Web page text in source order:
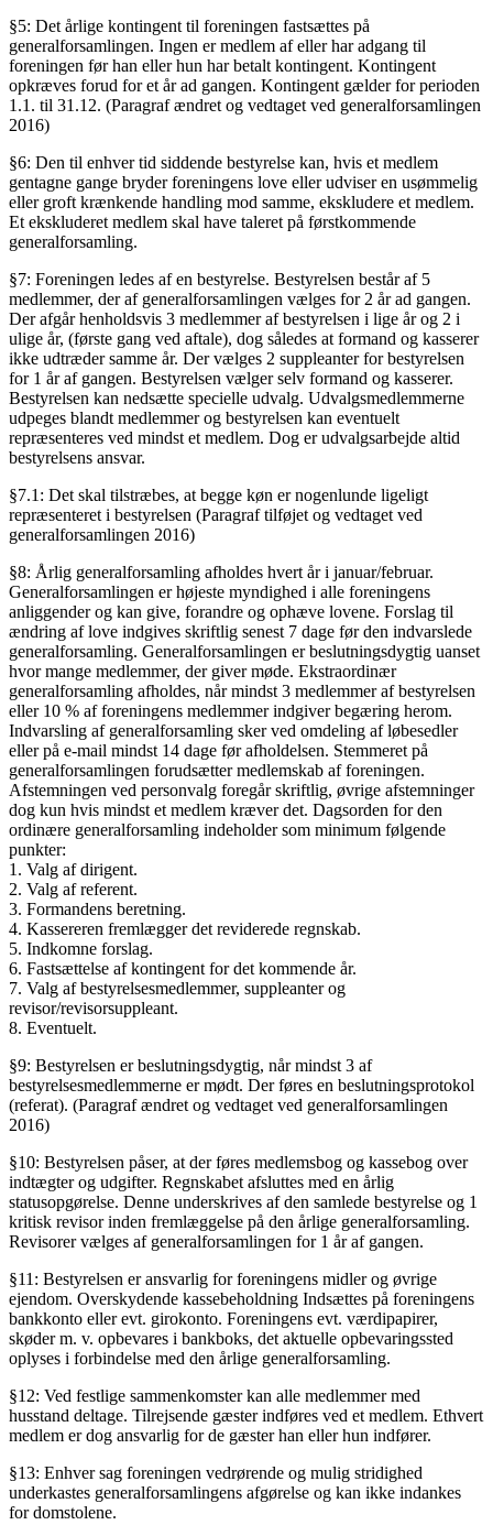
§5: Det årlige kontingent til foreningen fastsættes på
generalforsamlingen. Ingen er medlem af eller har adgang til
foreningen før han eller hun har betalt kontingent. Kontingent
opkræves forud for et år ad gangen. Kontingent gælder for perioden
1.1. til 31.12. (Paragraf ændret og vedtaget ved generalforsamlingen
2016)
§6: Den til enhver tid siddende bestyrelse kan, hvis et medlem
gentagne gange bryder foreningens love eller udviser en usømmelig
eller groft krænkende handling mod samme, ekskludere et medlem.
Et ekskluderet medlem skal have taleret på førstkommende
generalforsamling.
§7: Foreningen ledes af en bestyrelse. Bestyrelsen består af 5
medlemmer, der af generalforsamlingen vælges for 2 år ad gangen.
Der afgår henholdsvis 3 medlemmer af bestyrelsen i lige år og 2 i
ulige år, (første gang ved aftale), dog således at formand og kasserer
ikke udtræder samme år. Der vælges 2 suppleanter for bestyrelsen
for 1 år af gangen. Bestyrelsen vælger selv formand og kasserer.
Bestyrelsen kan nedsætte specielle udvalg. Udvalgsmedlemmerne
udpeges blandt medlemmer og bestyrelsen kan eventuelt
repræsenteres ved mindst et medlem. Dog er udvalgsarbejde altid
bestyrelsens ansvar.
§7.1: Det skal tilstræbes, at begge køn er nogenlunde ligeligt
repræsenteret i bestyrelsen (Paragraf tilføjet og vedtaget ved
generalforsamlingen 2016)
§8: Årlig generalforsamling afholdes hvert år i januar/februar.
Generalforsamlingen er højeste myndighed i alle foreningens
anliggender og kan give, forandre og ophæve lovene. Forslag til
ændring af love indgives skriftlig senest 7 dage før den indvarslede
generalforsamling. Generalforsamlingen er beslutningsdygtig uanset
hvor mange medlemmer, der giver møde. Ekstraordinær
generalforsamling afholdes, når mindst 3 medlemmer af bestyrelsen
eller 10 % af foreningens medlemmer indgiver begæring herom.
Indvarsling af generalforsamling sker ved omdeling af løbesedler
eller på e-mail mindst 14 dage før afholdelsen. Stemmeret på
generalforsamlingen forudsætter medlemskab af foreningen.
Afstemningen ved personvalg foregår skriftlig, øvrige afstemninger
dog kun hvis mindst et medlem kræver det. Dagsorden for den
ordinære generalforsamling indeholder som minimum følgende
punkter:
1. Valg af dirigent.
2. Valg af referent.
3. Formandens beretning.
4. Kassereren fremlægger det reviderede regnskab.
5. Indkomne forslag.
6. Fastsættelse af kontingent for det kommende år.
7. Valg af bestyrelsesmedlemmer, suppleanter og
revisor/revisorsuppleant.
8. Eventuelt.
§9: Bestyrelsen er beslutningsdygtig, når mindst 3 af
bestyrelsesmedlemmerne er mødt. Der føres en beslutningsprotokol
(referat). (Paragraf ændret og vedtaget ved generalforsamlingen
2016)
§10: Bestyrelsen påser, at der føres medlemsbog og kassebog over
indtægter og udgifter. Regnskabet afsluttes med en årlig
statusopgørelse. Denne underskrives af den samlede bestyrelse og 1
kritisk revisor inden fremlæggelse på den årlige generalforsamling.
Revisorer vælges af generalforsamlingen for 1 år af gangen.
§11: Bestyrelsen er ansvarlig for foreningens midler og øvrige
ejendom. Overskydende kassebeholdning Indsættes på foreningens
bankkonto eller evt. girokonto. Foreningens evt. værdipapirer,
skøder m. v. opbevares i bankboks, det aktuelle opbevaringssted
oplyses i forbindelse med den årlige generalforsamling.
§12: Ved festlige sammenkomster kan alle medlemmer med
husstand deltage. Tilrejsende gæster indføres ved et medlem. Ethvert
medlem er dog ansvarlig for de gæster han eller hun indfører.
§13: Enhver sag foreningen vedrørende og mulig stridighed
underkastes generalforsamlingens afgørelse og kan ikke indankes
for domstolene.